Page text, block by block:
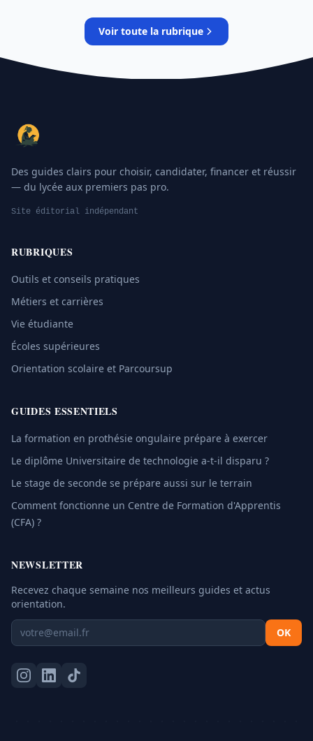
Voir toute la rubrique
Des guides clairs pour choisir, candidater, financer et réussir
— du lycée aux premiers pas pro.
Site éditorial indépendant
RUBRIQUES
Outils et conseils pratiques
Métiers et carrières
Vie étudiante
Écoles supérieures
Orientation scolaire et Parcoursup
GUIDES ESSENTIELS
La formation en prothésie ongulaire prépare à exercer
Le diplôme Universitaire de technologie a-t-il disparu ?
Le stage de seconde se prépare aussi sur le terrain
Comment fonctionne un Centre de Formation d'Apprentis
(CFA) ?
NEWSLETTER
Recevez chaque semaine nos meilleurs guides et actus
orientation.
OK